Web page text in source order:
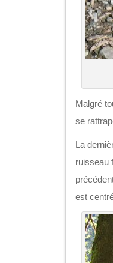
Malgré
se
La
ruisseau
est